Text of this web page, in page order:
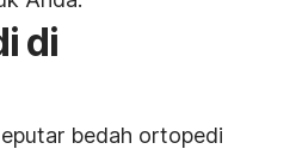
di
bedah ortopedi